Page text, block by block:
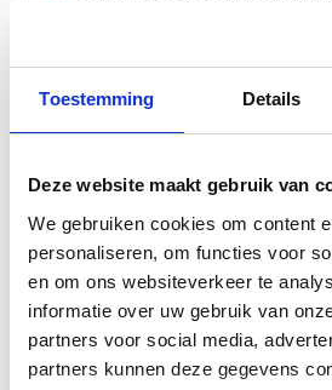
Toestemming Details
Deze website maakt gebruik van
We gebruiken cookies om content
personaliseren, om functies voor
en om ons websiteverkeer te
informatie over uw gebruik van
partners voor social media,
partners kunnen deze gegevens
Toevoegen aan
Taylor 250ce-
| 12 snarige